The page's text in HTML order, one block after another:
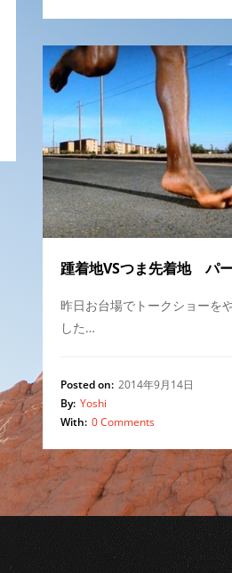
踵着地VSつま先着地 パ
昨日お台場でトークショーを
した…
Posted on: 2014年9月14日
By: Yoshi
With: 0 Comments